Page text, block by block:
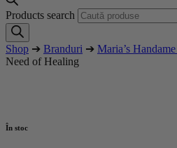
Products search
Shop ➔ Branduri ➔ Maria’s
Need of Healing
În stoc